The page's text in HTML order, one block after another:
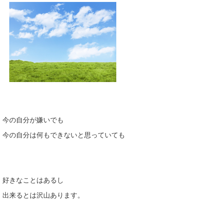
今の自分が嫌いでも
今の自分は何もできないと思っていても
好きなことはあるし
出来るとは沢山あります。